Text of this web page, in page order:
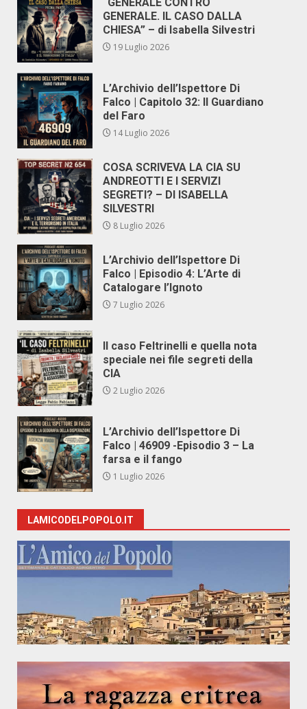
GENERALE. IL CASO DALLA
CHIESA” – di Isabella Silvestri
19 Luglio 2026
L’Archivio dell’Ispettore Di
Falco | Capitolo 32: Il Guardiano
del Faro
14 Luglio 2026
COSA SCRIVEVA LA CIA SU
ANDREOTTI E I SERVIZI
SEGRETI? – DI ISABELLA
SILVESTRI
8 Luglio 2026
L’Archivio dell’Ispettore Di
Falco | Episodio 4: L’Arte di
Catalogare l’Ignoto
7 Luglio 2026
Il caso Feltrinelli e quella nota
speciale nei file segreti della
CIA
2 Luglio 2026
L’Archivio dell’Ispettore Di
Falco | 46909 -Episodio 3 – La
farsa e il fango
1 Luglio 2026
LAMICODELPOPOLO.IT